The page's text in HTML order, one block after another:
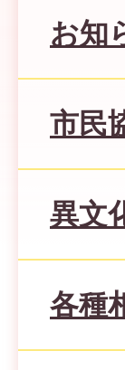
お知
市民
異文
各種